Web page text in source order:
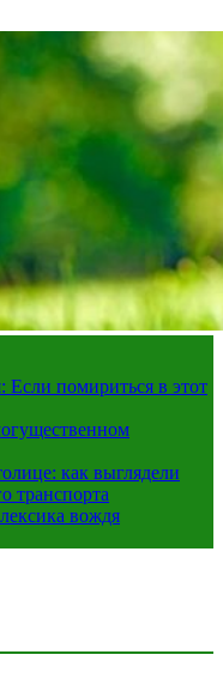
помириться в этот
как выглядели
транспорта
вождя